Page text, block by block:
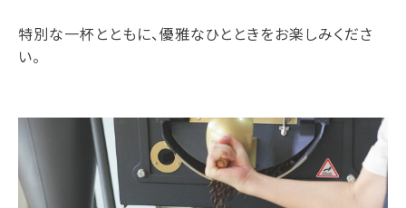
特別な一杯とともに、優雅なひとときをお楽しみくださ
い。